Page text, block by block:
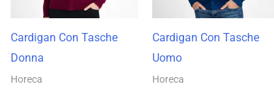
Cardigan Con Tasche
Donna
Horeca
Cardigan Con Tasche
Uomo
Horeca